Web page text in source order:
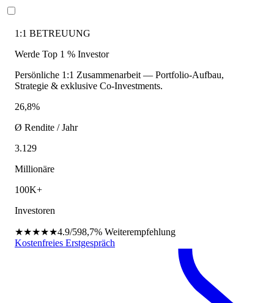
1:1 BETREUUNG
Werde Top 1 % Investor
Persönliche 1:1 Zusammenarbeit — Portfolio-Aufbau,
Strategie & exklusive Co-Investments.
26,8%
Ø Rendite / Jahr
3.129
Millionäre
100K+
Investoren
★★★★★4.9/598,7% Weiterempfehlung
Kostenfreies Erstgespräch